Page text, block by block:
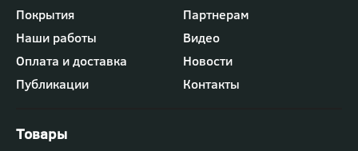
Футер
-
меню
"Компания"
Покрытия
Партнерам
Наши работы
Видео
Оплата и доставка
Новости
Публикации
Контакты